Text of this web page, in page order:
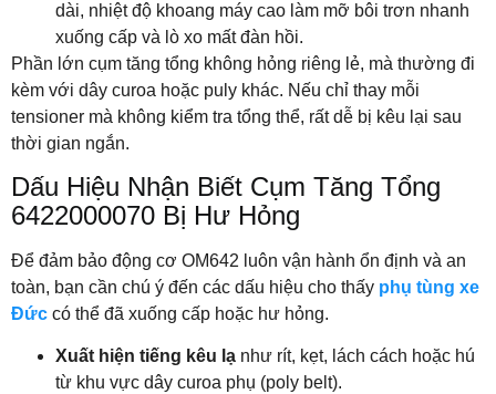
dài, nhiệt độ khoang máy cao làm mỡ bôi trơn nhanh
xuống cấp và lò xo mất đàn hồi.
Phần lớn cụm tăng tổng không hỏng riêng lẻ, mà thường đi
kèm với dây curoa hoặc puly khác. Nếu chỉ thay mỗi
tensioner mà không kiểm tra tổng thể, rất dễ bị kêu lại sau
thời gian ngắn.
Dấu Hiệu Nhận Biết Cụm Tăng Tổng
6422000070 Bị Hư Hỏng
Để đảm bảo động cơ OM642 luôn vận hành ổn định và an
toàn, bạn cần chú ý đến các dấu hiệu cho thấy phụ tùng xe
Đức có thể đã xuống cấp hoặc hư hỏng.
Xuất hiện tiếng kêu lạ như rít, kẹt, lách cách hoặc hú
từ khu vực dây curoa phụ (poly belt).